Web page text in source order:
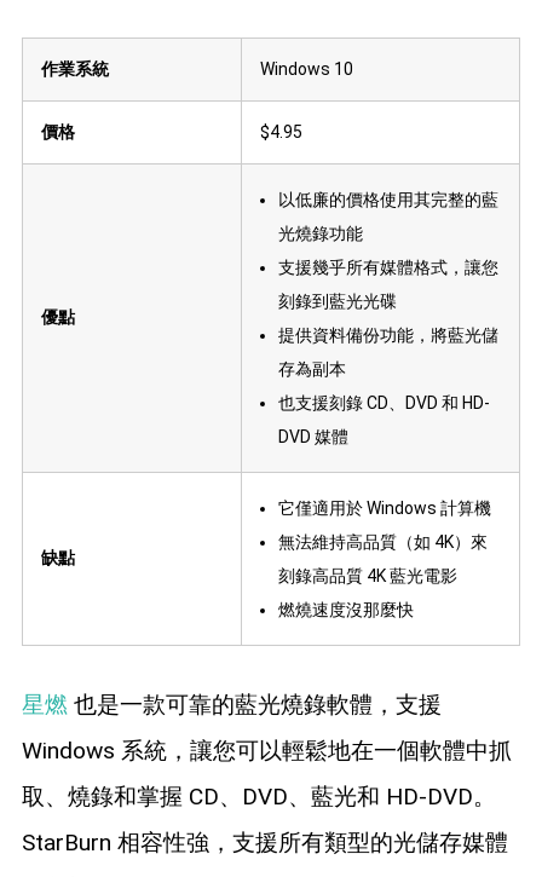
作業系統 Windows 10
價格 $4.95
優點
以低廉的價格使用其完整的藍
光燒錄功能
支援幾乎所有媒體格式，讓您
刻錄到藍光光碟
提供資料備份功能，將藍光儲
存為副本
也支援刻錄 CD、DVD 和 HD-
DVD 媒體
缺點
它僅適用於 Windows 計算機
無法維持高品質（如 4K）來
刻錄高品質 4K 藍光電影
燃燒速度沒那麼快
星燃 也是一款可靠的藍光燒錄軟體，支援
Windows 系統，讓您可以輕鬆地在一個軟體中抓
取、燒錄和掌握 CD、DVD、藍光和 HD-DVD。
StarBurn 相容性強，支援所有類型的光儲存媒體